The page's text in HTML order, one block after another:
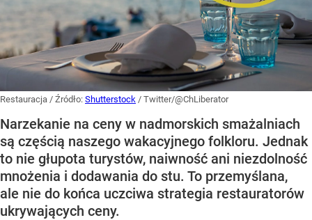
Restauracja / Źródło: Shutterstock / Twitter/@ChLiberator
Narzekanie na ceny w nadmorskich smażalniach
są częścią naszego wakacyjnego folkloru. Jednak
to nie głupota turystów, naiwność ani niezdolność
mnożenia i dodawania do stu. To przemyślana,
ale nie do końca uczciwa strategia restauratorów
ukrywających ceny.